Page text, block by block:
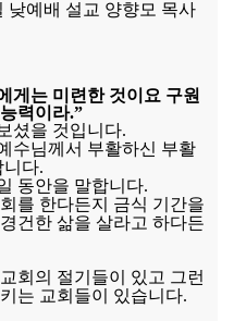
낮예배 설교 양향모 목사
게는 미련한 것이요 구원
력이라.”
셨을 것입니다.
수님께서 부활하신 부활
니다.
동안을 말합니다.
를 한다든지 금식 기간을
건한 삶을 살라고 하다든
회의 절기들이 있고 그런
는 교회들이 있습니다.